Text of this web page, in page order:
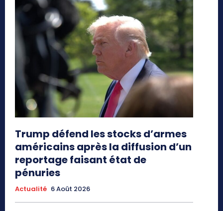
Trump défend les stocks d’armes
américains après la diffusion d’un
reportage faisant état de
pénuries
Actualité 6 Août 2026